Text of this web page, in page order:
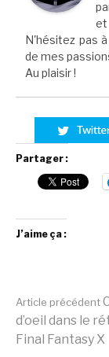
N'hésitez pas
de mes
Au plaisir !
Partager :
J’aime ça :
Lire
Article précédent
d’oeil dans le
Final Fantasy X